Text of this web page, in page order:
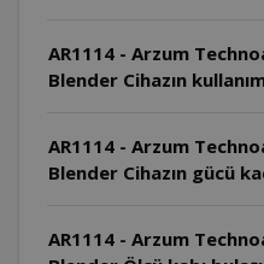
AR1114 - Arzum
Blender Cihazın
AR1114 - Arzum
Blender Cihazın gücü
AR1114 - Arzum